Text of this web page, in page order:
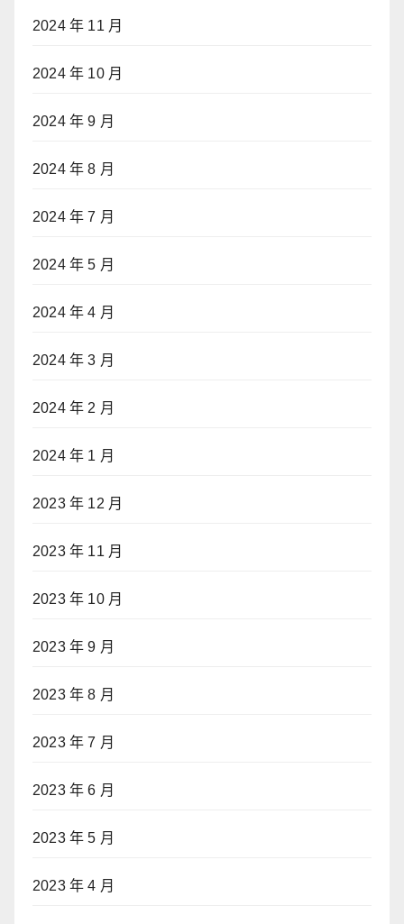
2024 年 11 月
2024 年 10 月
2024 年 9 月
2024 年 8 月
2024 年 7 月
2024 年 5 月
2024 年 4 月
2024 年 3 月
2024 年 2 月
2024 年 1 月
2023 年 12 月
2023 年 11 月
2023 年 10 月
2023 年 9 月
2023 年 8 月
2023 年 7 月
2023 年 6 月
2023 年 5 月
2023 年 4 月